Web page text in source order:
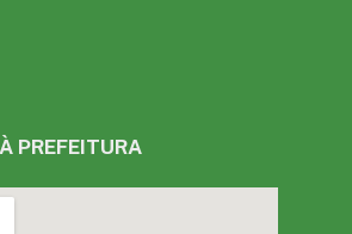
PREFEITURA